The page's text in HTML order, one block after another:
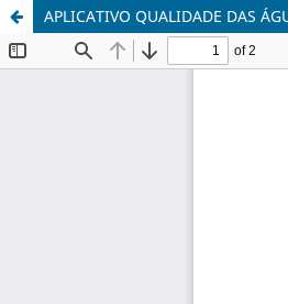
APLICATIVO QUALIDADE DAS